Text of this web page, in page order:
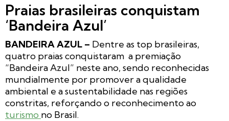
Praias brasileiras conquistam
‘Bandeira Azul’
BANDEIRA AZUL – Dentre as top brasileiras,
quatro praias conquistaram a premiação
“Bandeira Azul” neste ano, sendo reconhecidas
mundialmente por promover a qualidade
ambiental e a sustentabilidade nas regiões
constritas, reforçando o reconhecimento ao
turismo no Brasil.